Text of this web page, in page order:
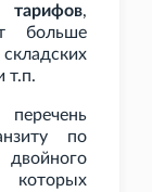
,
больше
т.п.
по